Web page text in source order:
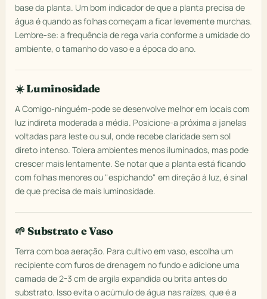
base da planta. Um bom indicador de que a planta precisa de
água é quando as folhas começam a ficar levemente murchas.
Lembre-se: a frequência de rega varia conforme a umidade do
ambiente, o tamanho do vaso e a época do ano.
☀️ Luminosidade
A Comigo-ninguém-pode se desenvolve melhor em locais com
luz indireta moderada a média. Posicione-a próxima a janelas
voltadas para leste ou sul, onde recebe claridade sem sol
direto intenso. Tolera ambientes menos iluminados, mas pode
crescer mais lentamente. Se notar que a planta está ficando
com folhas menores ou "espichando" em direção à luz, é sinal
de que precisa de mais luminosidade.
🌱 Substrato e Vaso
Terra com boa aeração. Para cultivo em vaso, escolha um
recipiente com furos de drenagem no fundo e adicione uma
camada de 2-3 cm de argila expandida ou brita antes do
substrato. Isso evita o acúmulo de água nas raízes, que é a